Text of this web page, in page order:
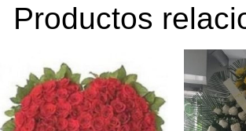
Productos